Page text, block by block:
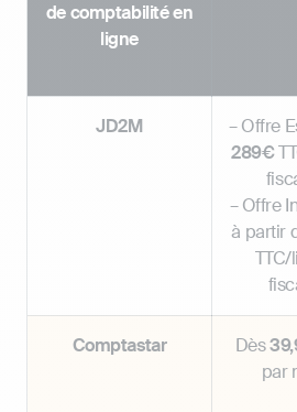
de comptabilité en
ligne
JD2M
– Offre
289€
– Offre
à partir
TTC/
Comptastar Dès
par